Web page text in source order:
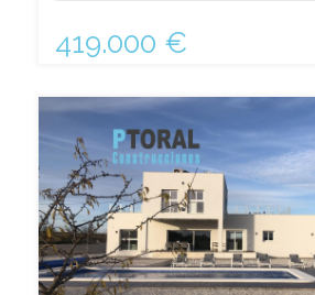
419.000 €